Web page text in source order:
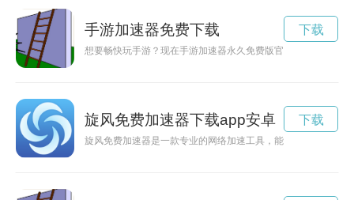
手游加速器免费下载
想要畅快玩手游？现在手游加速器永久免费版官方来袭！让您
下载
旋风免费加速器下载app安卓
旋风免费加速器是一款专业的网络加速工具，能够有效优化网
下载